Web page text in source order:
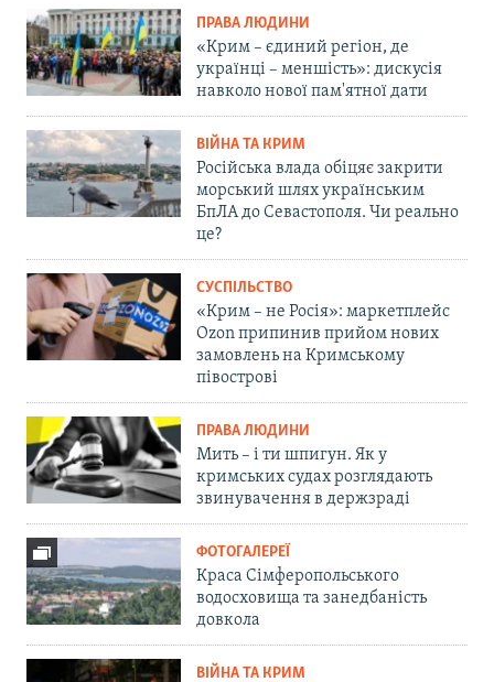
ПРАВА ЛЮДИНИ
«Крим – єдиний регіон, де
українці – меншість»: дискусія
навколо нової пам'ятної дати
ВІЙНА ТА КРИМ
Російська влада обіцяє закрити
морський шлях українським
БпЛА до Севастополя. Чи реально
це?
СУСПІЛЬСТВО
«Крим – не Росія»: маркетплейс
Ozon припинив прийом нових
замовлень на Кримському
півострові
ПРАВА ЛЮДИНИ
Мить – і ти шпигун. Як у
кримських судах розглядають
звинувачення в держзраді
ФОТОГАЛЕРЕЇ
Краса Сімферопольського
водосховища та занедбаність
довкола
ВІЙНА ТА КРИМ